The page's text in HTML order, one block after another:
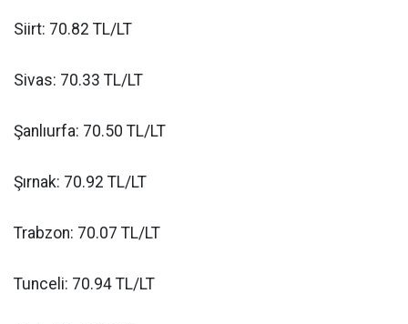
Siirt: 70.82 TL/LT
Sivas: 70.33 TL/LT
Şanlıurfa: 70.50 TL/LT
Şırnak: 70.92 TL/LT
Trabzon: 70.07 TL/LT
Tunceli: 70.94 TL/LT